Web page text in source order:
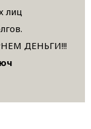
лиц
ДЕНЬГИ!!!